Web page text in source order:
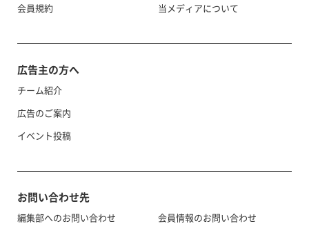
会員規約
当メディアについて
広告主の方へ
チーム紹介
広告のご案内
イベント投稿
お問い合わせ先
編集部へのお問い合わせ
会員情報のお問い合わせ